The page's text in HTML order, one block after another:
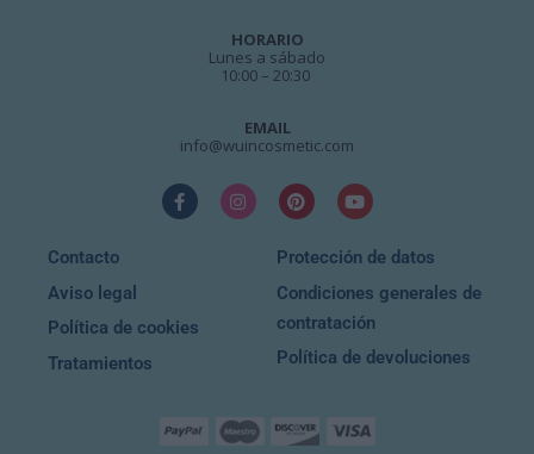
HORARIO
Lunes a sábado
10:00 – 20:30
EMAIL
info@wuincosmetic.com
Contacto
Aviso legal
Política de cookies
Tratamientos
Protección de datos
Condiciones generales de
contratación
Política de devoluciones